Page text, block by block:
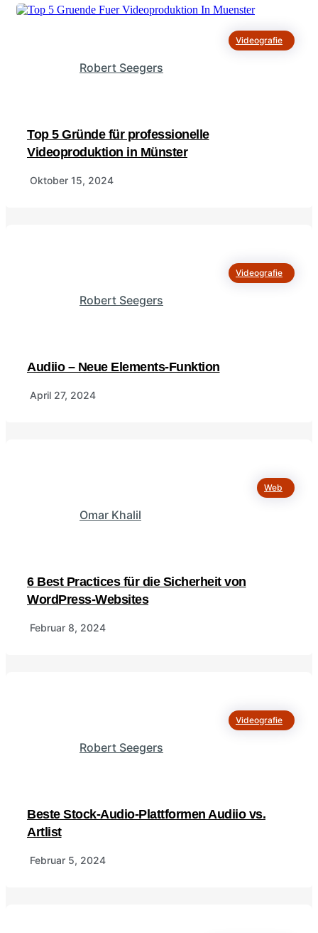
Top 5 Gründe für professionelle
Videoproduktion in Münster
Oktober 15, 2024
Robert Seegers
Videografie
Audiio – Neue Elements-Funktion
April 27, 2024
Robert Seegers
Videografie
6 Best Practices für die Sicherheit von
WordPress-Websites
Februar 8, 2024
Omar Khalil
Web
Beste Stock-Audio-Plattformen Audiio vs.
Artlist
Februar 5, 2024
Robert Seegers
Videografie